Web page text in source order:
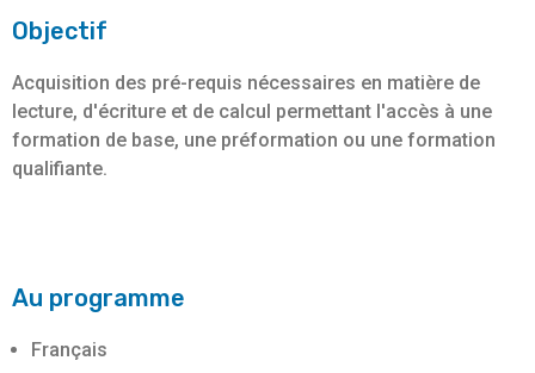
Objectif
Acquisition des pré-requis nécessaires en matière de
lecture, d'écriture et de calcul permettant l'accès à une
formation de base, une préformation ou une formation
qualifiante.
Au programme
Français